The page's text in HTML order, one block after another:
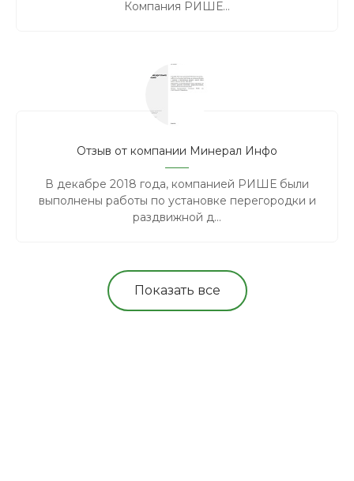
Компания РИШЕ...
Отзыв от компании Минерал Инфо
В декабре 2018 года, компанией РИШЕ были
выполнены работы по установке перегородки и
раздвижной д...
Показать все